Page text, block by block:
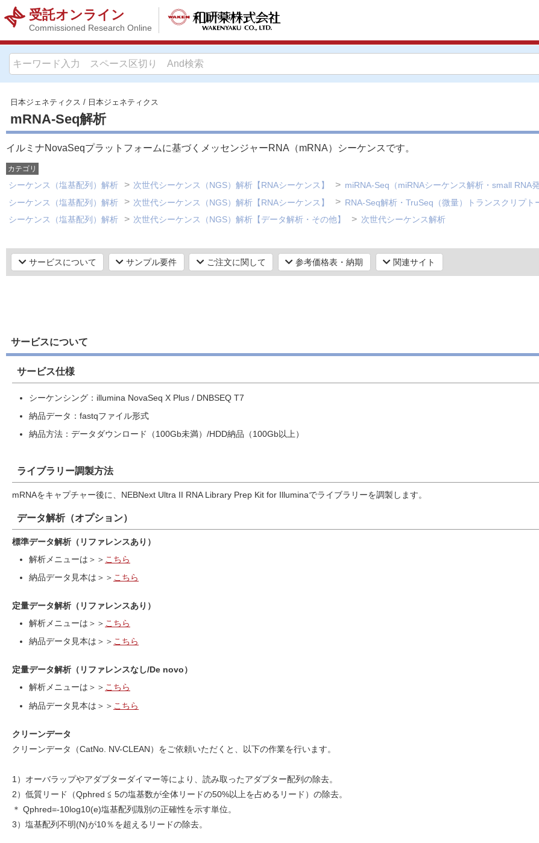
受託オンライン
Commissioned Research Online
日本ジェネティクス / 日本ジェネティクス
mRNA-Seq解析
イルミナNovaSeqプラットフォームに基づくメッセンジャーRNA（mRNA）シーケンスです。
カテゴリ
シーケンス（塩基配列）解析 次世代シーケンス（NGS）解析【RNAシーケンス】
miRNA-Seq（miRNAシーケンス解析・small RNA発
シーケンス（塩基配列）解析
次世代シーケンス（NGS）解析【RNAシーケンス】
RNA-Seq解析・TruSeq（微量）トランスクリプト
シーケンス（塩基配列）解析
次世代シーケンス（NGS）解析【データ解析・その他】 次世代シーケンス解析
サービスについて サンプル要件 ご注文に関して 参考価格表・納期 関連サイト
サービスについて
サービス仕様
シーケンシング：illumina NovaSeq X Plus / DNBSEQ T7
納品データ：fastqファイル形式
納品方法：データダウンロード（100Gb未満）/HDD納品（100Gb以上）
ライブラリー調製方法
mRNAをキャプチャー後に、NEBNext Ultra II RNA Library Prep Kit for Illuminaでライブラリーを調製します。
データ解析（オプション）
標準データ解析（リファレンスあり）
解析メニューは＞＞ こちら
納品データ見本は＞＞ こちら
定量データ解析（リファレンスあり）
解析メニューは＞＞ こちら
納品データ見本は＞＞ こちら
定量データ解析（リファレンスなし/De novo）
解析メニューは＞＞ こちら
納品データ見本は＞＞ こちら
クリーンデータ
クリーンデータ（CatNo. NV-CLEAN）をご依頼いただくと、以下の作業を行います。
1）オーバラップやアダプターダイマー等により、読み取ったアダプター配列の除去。
2）低質リード（Qphred ≦ 5の塩基数が全体リードの50%以上を占めるリード）の除去。
＊ Qphred=-10log10(e)塩基配列識別の正確性を示す単位。
3）塩基配列不明(N)が10％を超えるリードの除去。